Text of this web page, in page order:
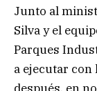
Junto al
Silva y el
Parques
a ejecutar con